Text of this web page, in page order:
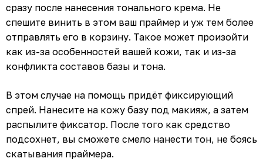
сразу после нанесения тонального крема. Не
спешите винить в этом ваш праймер и уж тем более
отправлять его в корзину. Такое может произойти
как из-за особенностей вашей кожи, так и из-за
конфликта составов базы и тона.
В этом случае на помощь придёт фиксирующий
спрей. Нанесите на кожу базу под макияж, а затем
распылите фиксатор. После того как средство
подсохнет, вы сможете смело нанести тон, не боясь
скатывания праймера.